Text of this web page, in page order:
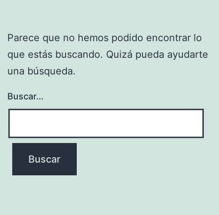
Parece que no hemos podido encontrar lo
que estás buscando. Quizá pueda ayudarte
una búsqueda.
Buscar...